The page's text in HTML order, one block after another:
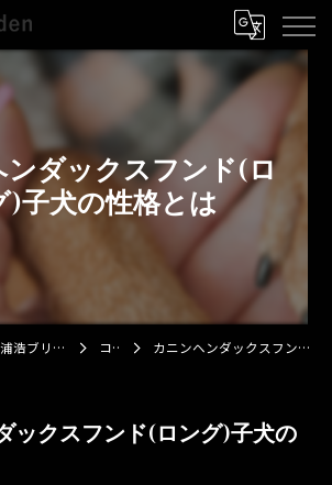
ンダックスフンド(ロ
)子犬の性格とは
愛知県知多郡の北浦浩ブリーダーならK&H Dog Garden コラム カニンヘンダックスフンド(ロング)子犬の性格とは
ックスフンド(ロング)子犬の